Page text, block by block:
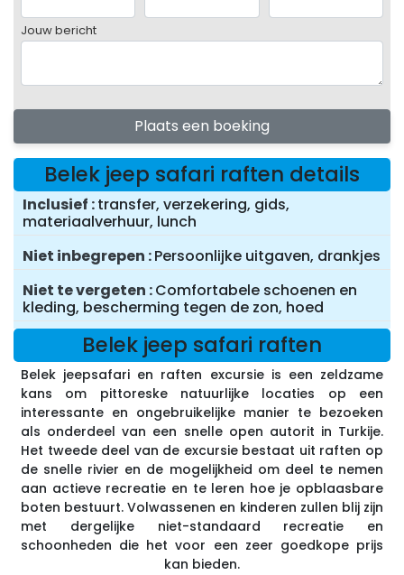
Jouw bericht
Plaats een boeking
Belek jeep safari raften details
Inclusief transfer, verzekering, gids,
materiaalverhuur, lunch
Niet inbegrepen Persoonlijke uitgaven, drankjes
Niet te vergeten Comfortabele schoenen en
kleding, bescherming tegen de zon, hoed
Belek jeep safari raften
Belek jeepsafari en raften excursie is een zeldzame
kans om pittoreske natuurlijke locaties op een
interessante en ongebruikelijke manier te bezoeken
als onderdeel van een snelle open autorit in Turkije.
Het tweede deel van de excursie bestaat uit raften op
de snelle rivier en de mogelijkheid om deel te nemen
aan actieve recreatie en te leren hoe je opblaasbare
boten bestuurt. Volwassenen en kinderen zullen blij zijn
met dergelijke niet-standaard recreatie en
schoonheden die het voor een zeer goedkope prijs
kan bieden.